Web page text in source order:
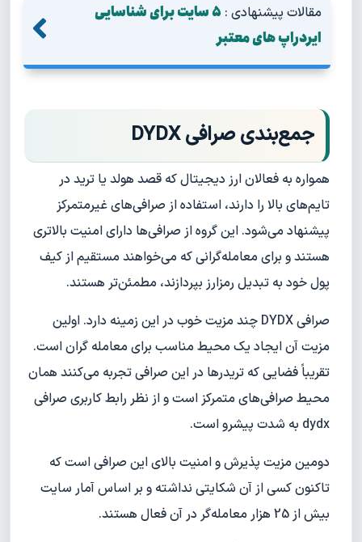
مقالات پیشنهادی :
5 سایت برای شناسایی
ایردراپ های معتبر
جمع‌بندی صرافی DYDX
همواره به فعالان ارز دیجیتال که قصد هولد یا ترید در
تایم‌های بالا را دارند، استفاده از صرافی‌های غیرمتمرکز
پیشنهاد می‌شود. این گروه از صرافی‌ها دارای امنیت بالاتری
هستند و برای معامله‌گرانی که می‌خواهند مستقیم از کیف
پول خود به تبدیل رمزارز بپردازند، مطمئن‌تر هستند.
صرافی DYDX چند مزیت خوب در این زمینه دارد. اولین
مزیت آن ایجاد یک محیط مناسب برای معامله گران است.
تقریباً فضایی که تریدرها در این صرافی تجربه می‌کنند همان
محیط صرافی‌های متمرکز است و از نظر رابط کاربری صرافی
dydx به شدت پیشرو است.
دومین مزیت پذیرش و امنیت بالای این صرافی است که
تاکنون کسی از آن شکایتی نداشته و بر اساس آمار سایت
بیش از 25 هزار معامله‌گر در آن فعال هستند.